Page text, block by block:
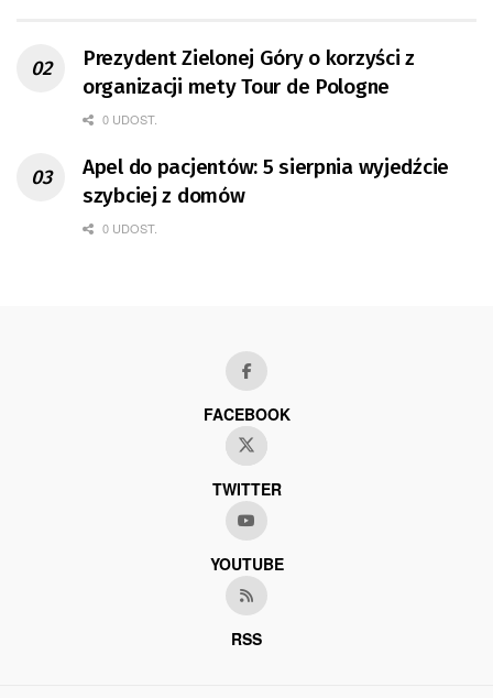
Prezydent Zielonej Góry o korzyści z
organizacji mety Tour de Pologne
0 UDOST.
Apel do pacjentów: 5 sierpnia wyjedźcie
szybciej z domów
0 UDOST.
FACEBOOK
TWITTER
YOUTUBE
RSS